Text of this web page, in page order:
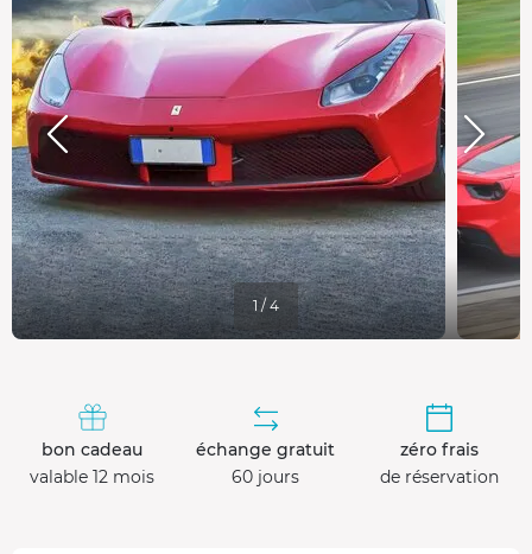
1 / 4
bon cadeau
valable 12 mois
échange gratuit
60 jours
zéro frais
de réservation